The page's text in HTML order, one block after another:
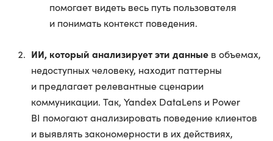
помогает видеть весь путь пользователя
и понимать контекст поведения.
ИИ, который анализирует эти данные в объемах,
недоступных человеку, находит паттерны
и предлагает релевантные сценарии
коммуникации. Так, Yandex DataLens и Power
BI помогают анализировать поведение клиентов
и выявлять закономерности в их действиях,